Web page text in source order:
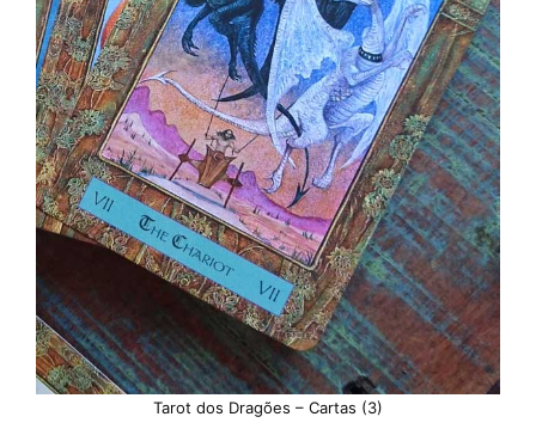
Tarot dos Dragões – Cartas (3)